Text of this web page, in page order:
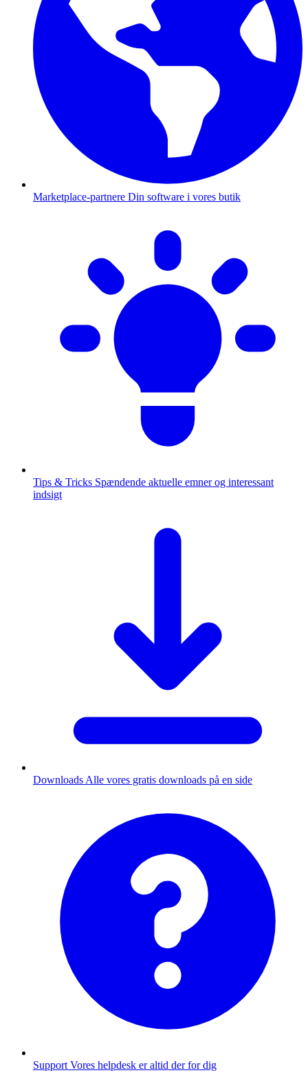
Marketplace-partnere Din software i vores butik
Tips & Tricks Spændende aktuelle emner og interessant
indsigt
Downloads Alle vores gratis downloads på en side
Support Vores helpdesk er altid der for dig